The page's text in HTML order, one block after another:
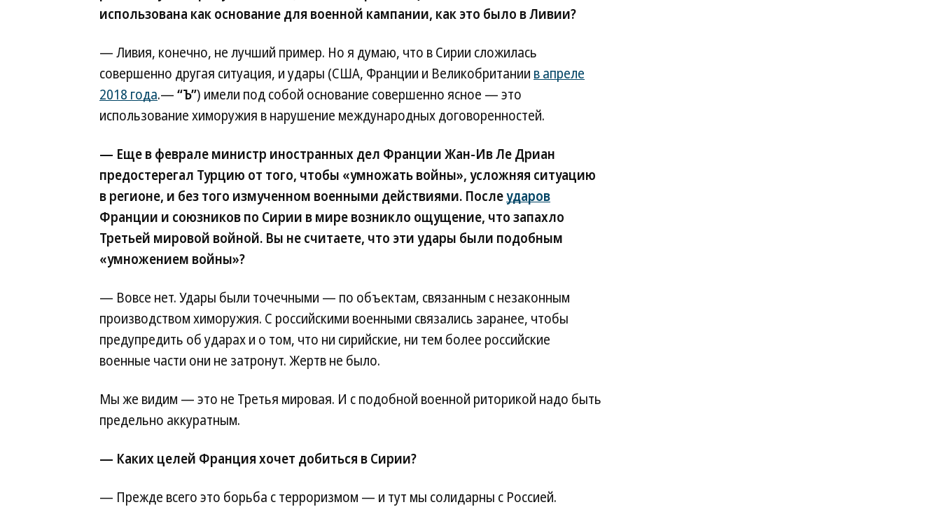
использована как основание для военной кампании, как это было в Ливии?
— Ливия, конечно, не лучший пример. Но я думаю, что в Сирии сложилась
совершенно другая ситуация, и удары (США, Франции и Великобритании в апреле
2018 года.—“Ъ”) имели под собой основание совершенно ясное — это
использование химоружия в нарушение международных договоренностей.
— Еще в феврале министр иностранных дел Франции Жан-Ив Ле Дриан
предостерегал Турцию от того, чтобы «умножать войны», усложняя ситуацию
в регионе, и без того измученном военными действиями. Послеударов
Франции и союзников по Сирии в мире возникло ощущение, что запахло
Третьей мировой войной. Вы не считаете, что эти удары были подобным
«умножением войны»?
— Вовсе нет. Удары были точечными — по объектам, связанным с незаконным
производством химоружия. С российскими военными связались заранее, чтобы
предупредить об ударах и о том, что ни сирийские, ни тем более российские
военные части они не затронут. Жертв не было.
Мы же видим — это не Третья мировая. И с подобной военной риторикой надо быть
предельно аккуратным.
— Каких целей Франция хочет добиться в Сирии?
— Прежде всего это борьба с терроризмом — и тут мы солидарны с Россией.